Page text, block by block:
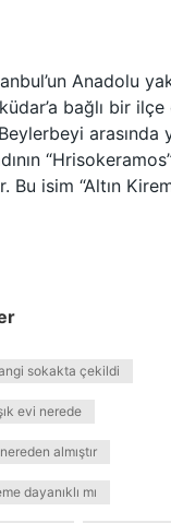
Anadolu
bağlı bir
arasında
isim “Altın
sokakta çekildi
evi nerede
almıştır
dayanıklı mı